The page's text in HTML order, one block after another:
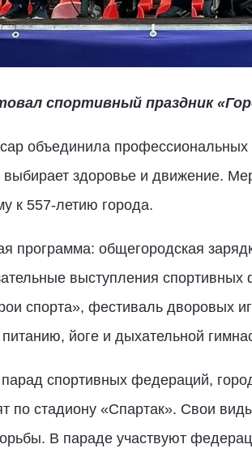
спортивный праздник
объединила
выбирает здоровье и движение.
к 557-летию города.
программа: общегородская
выступления
спорта», фестиваль дворовых
йоге и дыхательной
спортивных федераций,
по стадиону «Спартак». Свои
В параде участвуют